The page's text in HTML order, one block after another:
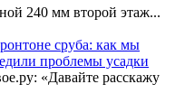
240 мм второй этаж...
сруба: как мы
проблемы усадки
«Давайте расскажу